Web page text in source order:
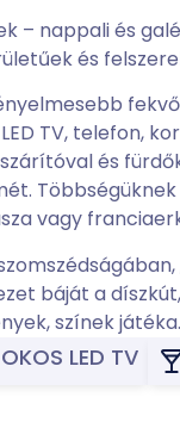
– nappali és
és
TV, telefon,
és
vagy
báját a
színek játéka.
LED TV